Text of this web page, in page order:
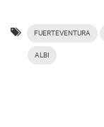
FUERTEVENTURA
ALBI